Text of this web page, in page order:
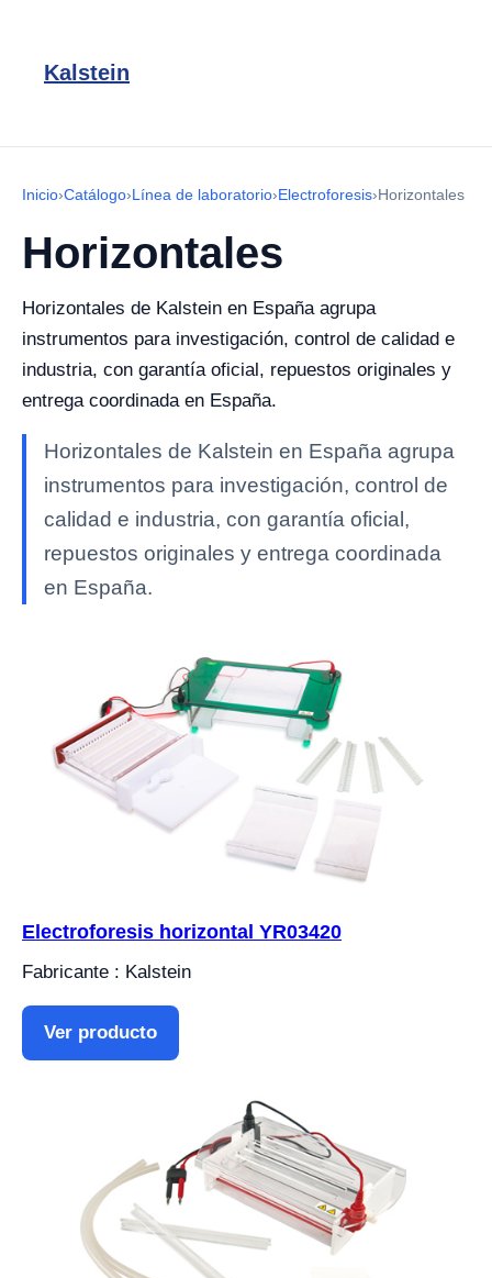
Kalstein
Inicio›Catálogo›Línea de laboratorio›Electroforesis›Horizontales
Horizontales
Horizontales de Kalstein en España agrupa
instrumentos para investigación, control de calidad e
industria, con garantía oficial, repuestos originales y
entrega coordinada en España.
Horizontales de Kalstein en España agrupa
instrumentos para investigación, control de
calidad e industria, con garantía oficial,
repuestos originales y entrega coordinada
en España.
Electroforesis horizontal YR03420
Fabricante : Kalstein
Ver producto